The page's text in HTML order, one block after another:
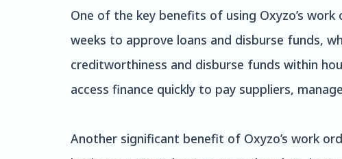
One of the key benefits of using Oxyzo’s
weeks to approve loans and disburse funds,
creditworthiness and disburse funds within
access finance quickly to pay suppliers,
Another significant benefit of Oxyzo’s work